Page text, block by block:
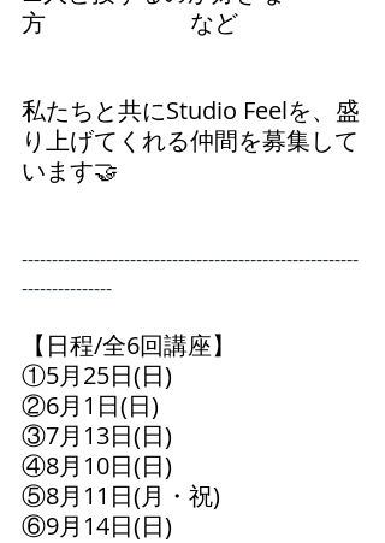
方　　　　　　など
私たちと共にStudio Feelを、盛
り上げてくれる仲間を募集して
います🤝
--------------------------------------------------------
---------------
【日程/全6回講座】
①5月25日(日)
②6月1日(日)
③7月13日(日)
④8月10日(日)
⑤8月11日(月・祝)
⑥9月14日(日)